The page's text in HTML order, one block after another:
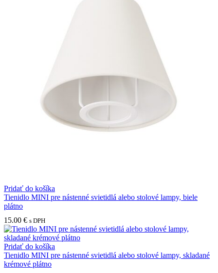
Pridať do košíka
Tienidlo MINI pre nástenné svietidlá alebo stolové lampy, biele
plátno
15.00 € s DPH
Pridať do košíka
Tienidlo MINI pre nástenné svietidlá alebo stolové lampy, skladané
krémové plátno